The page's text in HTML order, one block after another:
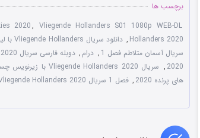
برچسب ها
2020, Vliegende Hollanders S01 1080p WEB-DL
Hollanders 2020
, دانلود سریال Vliegende Hollanders با لینک مستقیم
سریال آسمان متلاطم فصل 1
, درام , دوبله فارسی سریال Vliegende Hollanders 2020
2020
, سریال Vliegende Hollanders 2020 با زیرنویس چسبیده
های پرنده 2020
, فصل 1 سریال Vliegende Hollanders 2020